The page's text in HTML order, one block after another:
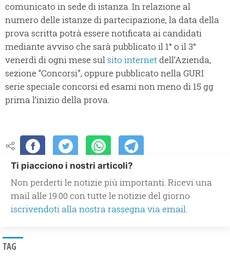
comunicato in sede di istanza. In relazione al
numero delle istanze di partecipazione, la data della
prova scritta potrà essere notificata ai candidati
mediante avviso che sarà pubblicato il 1° o il 3°
venerdì di ogni mese sulsito internetdell’Azienda,
sezione “Concorsi”, oppure pubblicato nella GURI
serie speciale concorsi ed esami non meno di 15 gg
prima l’inizio della prova.
Ti piacciono i nostri articoli?
Non perderti le notizie più importanti. Ricevi una
mail alle 19.00 con tutte le notizie del giorno
iscrivendoti alla nostra rassegna via email.
TAG